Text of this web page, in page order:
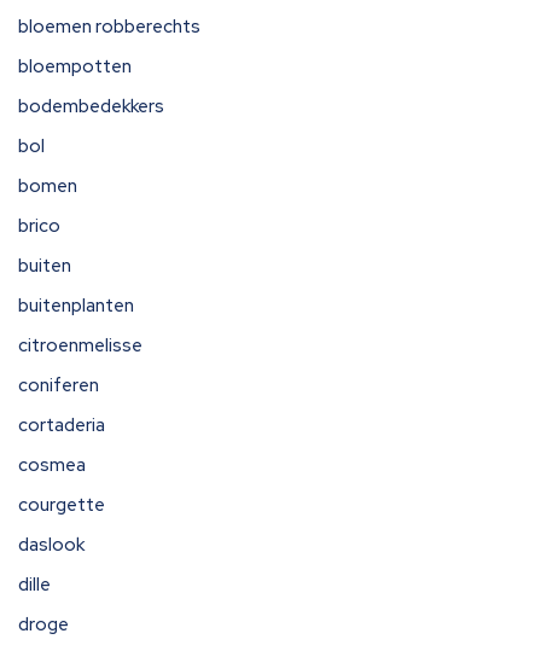
bloemen robberechts
bloempotten
bodembedekkers
bol
bomen
brico
buiten
buitenplanten
citroenmelisse
coniferen
cortaderia
cosmea
courgette
daslook
dille
droge